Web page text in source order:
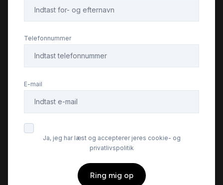
Telefonnummer
E-mail
Ja, jeg har læst og accepterer jeres cookie- og
privatlivspolitik
Ring mig op